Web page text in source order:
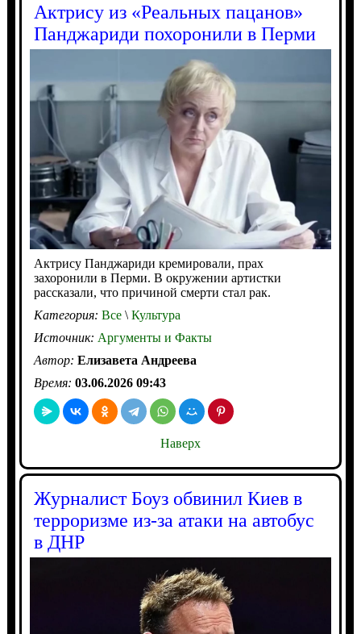
Актрису из «Реальных пацанов»
Панджариди похоронили в Перми
Актрису Панджариди кремировали, прах
захоронили в Перми. В окружении артистки
рассказали, что причиной смерти стал рак.
Категория: Все\Культура
Источник: Аргументы и Факты
Автор: Елизавета Андреева
Время: 03.06.2026 09:43
Наверх
Журналист Боуз обвинил Киев в
терроризме из-за атаки на автобус
в ДНР